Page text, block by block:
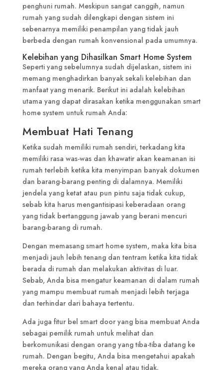
penghuni rumah. Meskipun sangat canggih, namun
rumah yang sudah dilengkapi dengan sistem ini
sebenarnya memiliki penampilan yang tidak jauh
berbeda dengan rumah konvensional pada umumnya.
Kelebihan yang Dihasilkan Smart Home System
Seperti yang sebelumnya sudah dijelaskan, sistem ini
memang menghadirkan banyak sekali kelebihan dan
manfaat yang menarik. Berikut ini adalah kelebihan
utama yang dapat dirasakan ketika menggunakan smart
home system untuk rumah Anda:
Membuat Hati Tenang
Ketika sudah memiliki rumah sendiri, terkadang kita
memiliki rasa was-was dan khawatir akan keamanan isi
rumah terlebih ketika kita menyimpan banyak dokumen
dan barang-barang penting di dalamnya. Memiliki
jendela yang ketat atau pun pintu saja tidak cukup,
sebab kita harus mengantisipasi keberadaan orang
yang tidak bertanggung jawab yang berani mencuri
barang-barang di rumah.
Dengan memasang smart home system, maka kita bisa
menjadi jauh lebih tenang dan tentram ketika kita tidak
berada di rumah dan melakukan aktivitas di luar.
Sebab, Anda bisa mengatur keamanan di dalam rumah
yang mampu membuat rumah menjadi lebih terjaga
dan terhindar dari bahaya tertentu.
Ada juga fitur bel smart door yang bisa membuat Anda
sebagai pemilik rumah untuk melihat dan
berkomunikasi dengan orang yang tiba-tiba datang ke
rumah. Dengan begitu, Anda bisa mengetahui apakah
mereka orang yang Anda kenal atau tidak.